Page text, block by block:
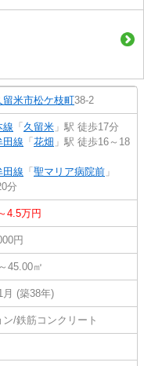
留米市松ケ枝町38-2
線 「 久留米 」駅 徒歩17分
田線 「 花畑 」駅 徒歩16～18
田線 「 聖マリア病院前 」
分
4.5万円
円
45.00㎡
月 (築38年)
ン/鉄筋コンクリート